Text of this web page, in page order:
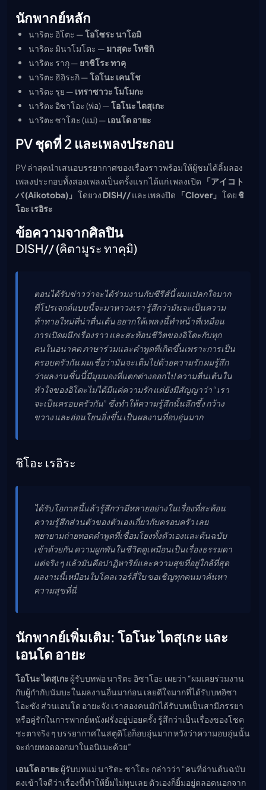
นักพากย์หลัก
นาริตะ อิโตะ —โอโซระ นาโอมิ
นาริตะ มินาโมโตะ — มาสุดะ โทชิกิ
นาริตะ รากุ — ยาชิโระ ทาคุ
นาริตะ ฮิอิระกิ —โอโนะ เคนโช
นาริตะ รุย — เทราซาวะ โมโมกะ
นาริตะ อิซาโอะ (พ่อ) —โอโนะ ไดสุเกะ
นาริตะ ซาโฮะ (แม่) — เอนโด อายะ
PV ชุดที่ 2 และเพลงประกอบ
PV ล่าสุดนำเสนอบรรยากาศของเรื่องราวพร้อมให้ผู้ชมได้ลิ้มลอง
เพลงประกอบทั้งสองเพลงเป็นครั้งแรก ได้แก่ เพลงเปิด
「アイコト
バ (Aikotoba)」 โดยวง DISH//และเพลงปิด 「Clover」 โดย ชิ
โอะ เรอิระ
ข้อความจากศิลปิน
DISH// (คิตามูระ ทาคุมิ)
ตอนได้รับข่าวว่าจะได้ร่วมงานกับซีรีส์นี้ ผมแปลกใจมาก
ที่โปรเจกต์แบบนี้จะมาหาวงเรา รู้สึกว่ามันจะเป็นความ
ท้าทายใหม่ที่น่าตื่นเต้น อยากให้เพลงนี้ทำหน้าที่เหมือน
การเปิดผนึกเรื่องราว และสะท้อนชีวิตของอิโตะกับทุก
คนในอนาคต ภาษาร่วมและคำพูดที่เกิดขึ้นเพราะการเป็น
ครอบครัวกัน ผมเชื่อว่ามันจะเต็มไปด้วยความรัก ผมรู้สึก
ว่าผลงานชิ้นนี้มีมุมมองที่แตกต่างออกไป ความตื่นเต้นใน
หัวใจของอิโตะไม่ได้มีแค่ความรัก แต่ยังมีสัญญาว่า “เรา
จะเป็นครอบครัวกัน” ซึ่งทำให้ความรู้สึกนั้นลึกซึ้ง กว้าง
ขวาง และอ่อนโยนยิ่งขึ้น เป็นผลงานที่อบอุ่นมาก
ชิโอะ เรอิระ
ได้รับโอกาสนี้แล้วรู้สึกว่ามีหลายอย่างในเรื่องที่สะท้อน
ความรู้สึกส่วนตัวของตัวเองเกี่ยวกับครอบครัว เลย
พยายามถ่ายทอดคำพูดที่เชื่อมโยงทั้งตัวเองและต้นฉบับ
เข้าด้วยกัน ความผูกพันในชีวิตดูเหมือนเป็นเรื่องธรรมดา
แต่จริง ๆ แล้วมันคือปาฏิหาริย์และความสุขที่อยู่ใกล้ที่สุด
ผลงานนี้เหมือนใบโคลเวอร์สี่ใบ ขอเชิญทุกคนมาค้นหา
ความสุขที่นี่
นักพากย์เพิ่มเติม: โอโนะ ไดสุเกะ และ
เอนโด อายะ
โอโนะ ไดสุเกะ ผู้รับบทพ่อ นาริตะ อิซาโอะ เผยว่า “ผมเคยร่วมงาน
กับผู้กำกับนัมบะในผลงานอื่นมาก่อน เลยดีใจมากที่ได้รับบทอิซา
โอะซัง ส่วนเอนโด อายะจัง เราสองคนมักได้รับบทเป็นสามีภรรยา
หรือคู่รักในการพากย์หนังฝรั่งอยู่บ่อยครั้ง รู้สึกว่าเป็นเรื่องของโชค
ชะตาจริง ๆ บรรยากาศในสตูดิโอก็อบอุ่นมาก หวังว่าความอบอุ่นนั้น
จะถ่ายทอดออกมาในอนิเมะด้วย”
เอนโด อายะ ผู้รับบทแม่ นาริตะ ซาโฮะ กล่าวว่า “คนที่อ่านต้นฉบับ
คงเข้าใจดีว่าเรื่องนี้ทำให้ยิ้มไม่หุบเลย ตัวเองก็ยิ้มอยู่ตลอดนอกจาก